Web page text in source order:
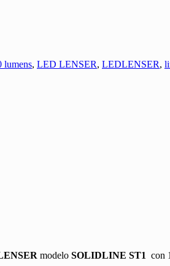
lumens, LED LENSER, LEDLENSER,
modelo SOLIDLINE ST1 con